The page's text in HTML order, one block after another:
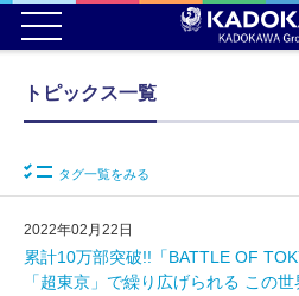
トピックス一覧
タグ一覧をみる
2022年02月22日
累計10万部突破!!「BATTLE OF
「超東京」で繰り広げられる この